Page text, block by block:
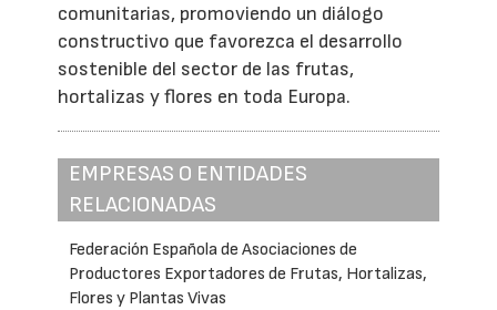
comunitarias, promoviendo un diálogo
constructivo que favorezca el desarrollo
sostenible del sector de las frutas,
hortalizas y flores en toda Europa.
EMPRESAS O ENTIDADES
RELACIONADAS
Federación Española de Asociaciones de
Productores Exportadores de Frutas, Hortalizas,
Flores y Plantas Vivas